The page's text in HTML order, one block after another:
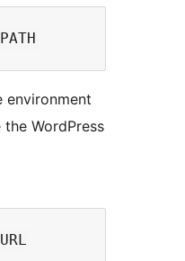
environment
WordPress